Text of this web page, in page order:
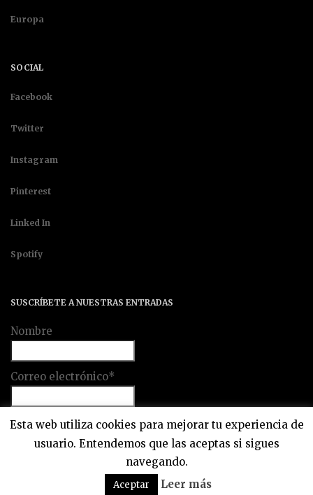
Europa
SOCIAL
Facebook
Twitter
Instagram
Pinterest
Linked In
Spotify
SUSCRÍBETE A NUESTRAS ENTRADAS
Nombre
Correo electrónico*
Un Bon Motif 2018 © Todos los derechos reservados.
Esta web utiliza cookies para mejorar tu experiencia de
usuario. Entendemos que las aceptas si sigues
navegando.
Aceptar Leer más